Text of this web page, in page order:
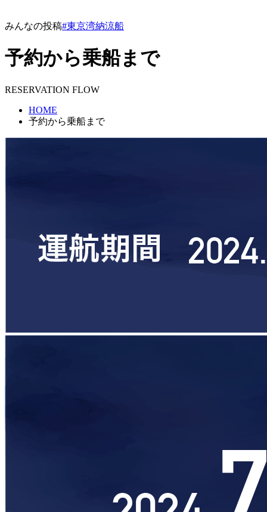
みんなの投稿#東京湾納涼船
予約から乗船まで
RESERVATION FLOW
HOME
予約から乗船まで